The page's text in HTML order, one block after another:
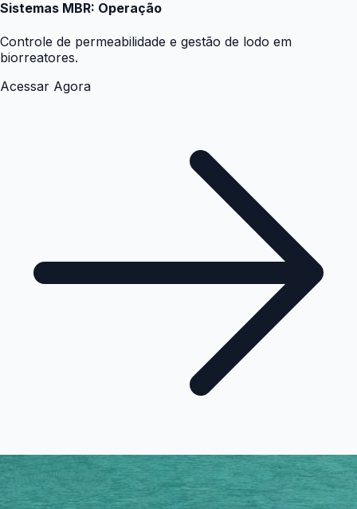
Sistemas MBR: Operação
Controle de permeabilidade e gestão de lodo em
biorreatores.
Acessar Agora